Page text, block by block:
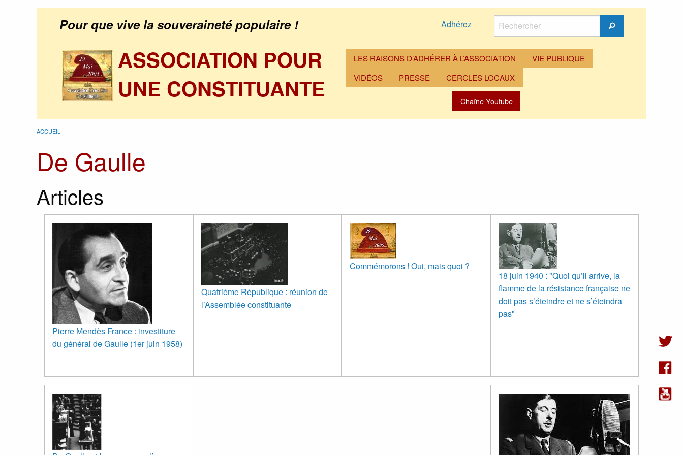
Pour que vive la souveraineté populaire ! Adhérez
Rechercher
Rechercher
ASSOCIATION POUR
UNE CONSTITUANTE
LES RAISONS D’ADHÉRER À L’ASSOCIATION
VIE PUBLIQUE
VIDÉOS
PRESSE CERCLES LOCAUX
Chaîne Youtube
ACCUEIL
De Gaulle
Articles
Pierre Mendès France : investiture
du général de Gaulle (1er juin 1958)
Quatrième République : réunion de
l’Assemblée constituante
Commémorons ! Oui, mais quoi ?
18 juin 1940 : "Quoi qu’il arrive, la
flamme de la résistance française ne
doit pas s’éteindre et ne s’éteindra
pas"